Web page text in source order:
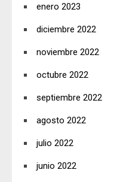
enero 2023
diciembre 2022
noviembre 2022
octubre 2022
septiembre 2022
agosto 2022
julio 2022
junio 2022